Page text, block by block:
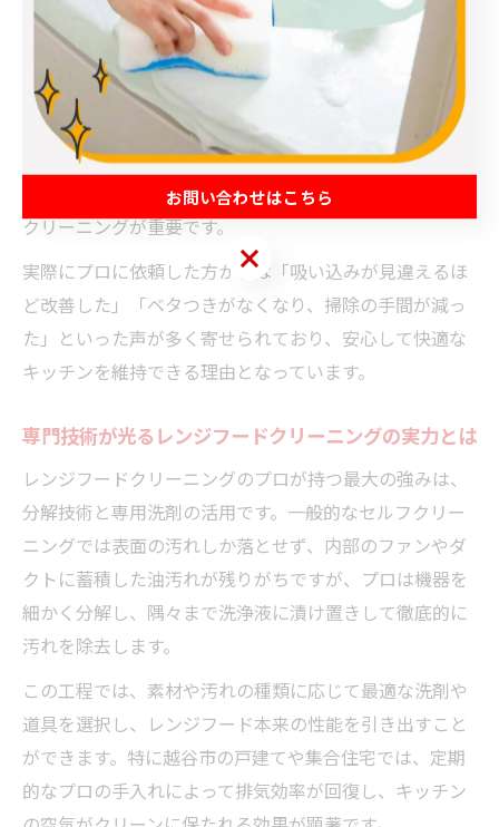
できるのは専門業者ならではの強みです。
また、プロによる作業は機器の構造や素材に応じて適切
な洗浄方法を選択するため、レンジフード本体や部品を
傷めるリスクが低く、長持ちさせることにもつながりま
す。特に埼玉県越谷市のような住宅密集エリアでは、排
気効率の低下が室内の空気環境に直結するため、確実な
クリーニングが重要です。
実際にプロに依頼した方からは「吸い込みが見違えるほ
ど改善した」「ベタつきがなくなり、掃除の手間が減っ
た」といった声が多く寄せられており、安心して快適な
キッチンを維持できる理由となっています。
専門技術が光るレンジフードクリーニングの実力とは
レンジフードクリーニングのプロが持つ最大の強みは、
分解技術と専用洗剤の活用です。一般的なセルフクリー
ニングでは表面の汚れしか落とせず、内部のファンやダ
クトに蓄積した油汚れが残りがちですが、プロは機器を
細かく分解し、隅々まで洗浄液に漬け置きして徹底的に
汚れを除去します。
この工程では、素材や汚れの種類に応じて最適な洗剤や
道具を選択し、レンジフード本来の性能を引き出すこと
ができます。特に越谷市の戸建てや集合住宅では、定期
的なプロの手入れによって排気効率が回復し、キッチン
お問い合わせはこちら
お問い合わせはこちら